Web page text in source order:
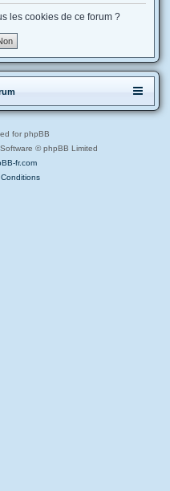
les cookies de ce forum ?
for phpBB
© phpBB Limited
fr.com
Conditions